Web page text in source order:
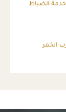
1959 - قواعد خدمة الضباط